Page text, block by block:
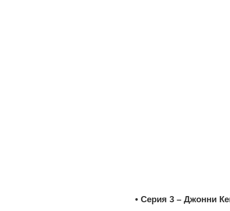
• Серия 3 – Джонни